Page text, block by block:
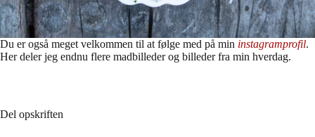
Du er også meget velkommen til at følge med på min instagramprofil.
Her deler jeg endnu flere madbilleder og billeder fra min hverdag.
Del opskriften